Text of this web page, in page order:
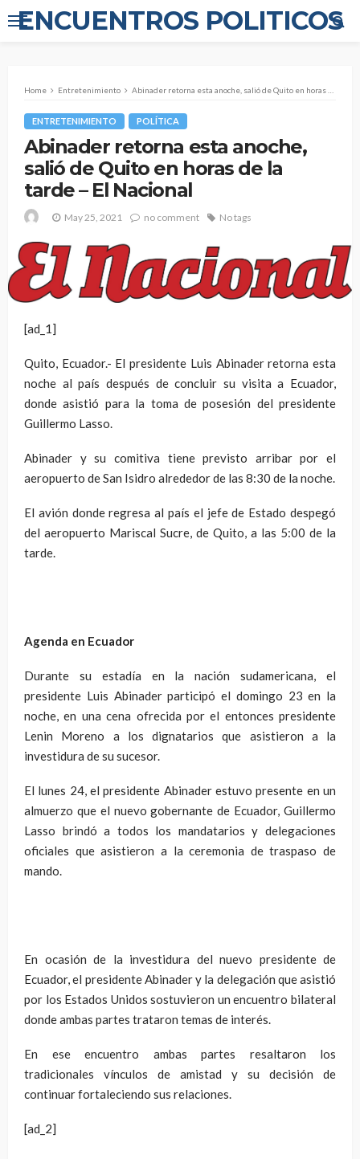
ENCUENTROS POLITICOS
Home Entretenimiento Abinader retorna esta anoche, salió de Quito en horas de la tarde – El Nacional
ENTRETENIMIENTO POLÍTICA
Abinader retorna esta anoche,
salió de Quito en horas de la
tarde – El Nacional
May 25, 2021 no comment No tags
[ad_1]
Quito, Ecuador.- El presidente Luis Abinader retorna esta
noche al país después de concluir su visita a Ecuador,
donde asistió para la toma de posesión del presidente
Guillermo Lasso.
Abinader y su comitiva tiene previsto arribar por el
aeropuerto de San Isidro alrededor de las 8:30 de la noche.
El avión donde regresa al país el jefe de Estado despegó
del aeropuerto Mariscal Sucre, de Quito, a las 5:00 de la
tarde.
Agenda en Ecuador
Durante su estadía en la nación sudamericana, el
presidente Luis Abinader participó el domingo 23 en la
noche, en una cena ofrecida por el entonces presidente
Lenin Moreno a los dignatarios que asistieron a la
investidura de su sucesor.
El lunes 24, el presidente Abinader estuvo presente en un
almuerzo que el nuevo gobernante de Ecuador, Guillermo
Lasso brindó a todos los mandatarios y delegaciones
oficiales que asistieron a la ceremonia de traspaso de
mando.
En ocasión de la investidura del nuevo presidente de
Ecuador, el presidente Abinader y la delegación que asistió
por los Estados Unidos sostuvieron un encuentro bilateral
donde ambas partes trataron temas de interés.
En ese encuentro ambas partes resaltaron los
tradicionales vínculos de amistad y su decisión de
continuar fortaleciendo sus relaciones.
[ad_2]